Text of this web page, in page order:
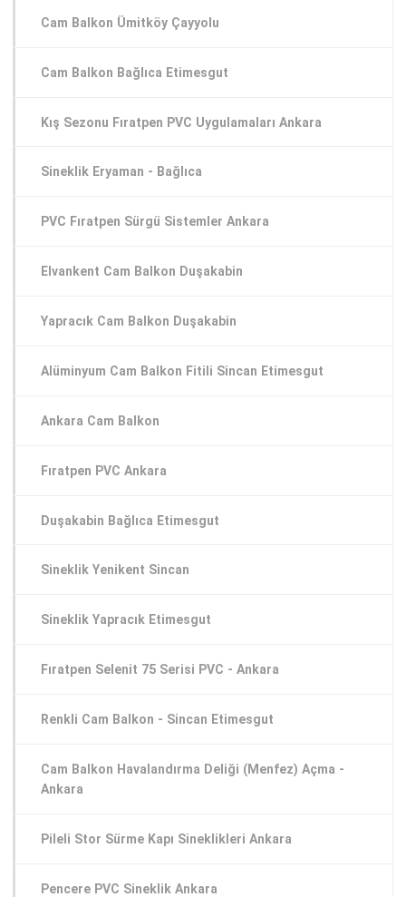
Cam Balkon Ümitköy Çayyolu
Cam Balkon Bağlıca Etimesgut
Kış Sezonu Fıratpen PVC Uygulamaları Ankara
Sineklik Eryaman - Bağlıca
PVC Fıratpen Sürgü Sistemler Ankara
Elvankent Cam Balkon Duşakabin
Yapracık Cam Balkon Duşakabin
Alüminyum Cam Balkon Fitili Sincan Etimesgut
Ankara Cam Balkon
Fıratpen PVC Ankara
Duşakabin Bağlıca Etimesgut
Sineklik Yenikent Sincan
Sineklik Yapracık Etimesgut
Fıratpen Selenit 75 Serisi PVC - Ankara
Renkli Cam Balkon - Sincan Etimesgut
Cam Balkon Havalandırma Deliği (Menfez) Açma -
Ankara
Pileli Stor Sürme Kapı Sineklikleri Ankara
Pencere PVC Sineklik Ankara